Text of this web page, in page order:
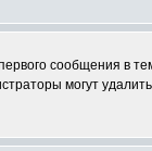
сообщения в
могут